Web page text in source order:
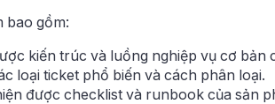
bao gồm:
kiến trúc và luồng nghiệp vụ cơ bản
loại ticket phổ biến và cách phân loại.
được checklist và runbook của sản